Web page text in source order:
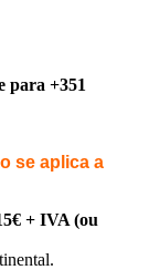
para +351
se aplica a
+ IVA (ou